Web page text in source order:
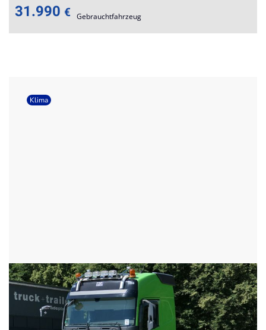
31.990 € Gebrauchtfahrzeug
Klima